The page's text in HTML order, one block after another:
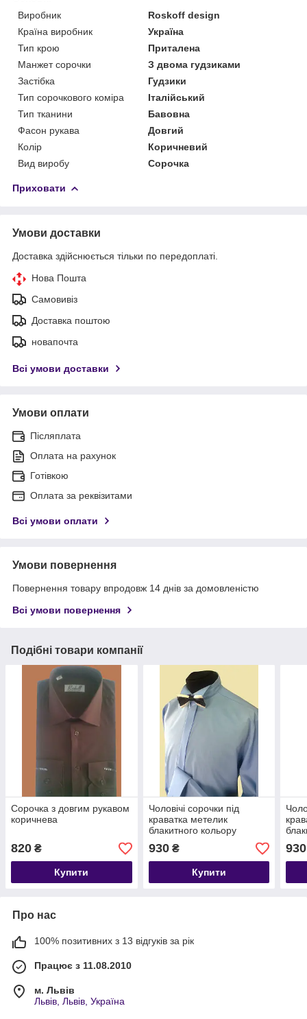
Виробник
Roskoff design
Країна виробник
Україна
Тип крою
Приталена
Манжет сорочки
З двома гудзиками
Застібка
Гудзики
Тип сорочкового коміра
Італійський
Тип тканини
Бавовна
Фасон рукава
Довгий
Колір
Коричневий
Вид виробу
Сорочка
Приховати
Умови доставки
Доставка здійснюється тільки по передоплаті.
Нова Пошта
Самовивіз
Доставка поштою
новапочта
Всі умови доставки
Умови оплати
Післяплата
Оплата на рахунок
Готівкою
Оплата за реквізитами
Всі умови оплати
Умови повернення
Повернення товару впродовж 14 днів за домовленістю
Всі умови повернення
Подібні товари компанії
Сорочка з довгим рукавом
коричнева
820 ₴
Купити
Чоловічі сорочки під
краватка метелик
блакитного кольору
930₴
Купити
930
Про нас
100% позитивних з 13 відгуків за рік
Працює з 11.08.2010
м. Львів
Львів, Львів, Україна